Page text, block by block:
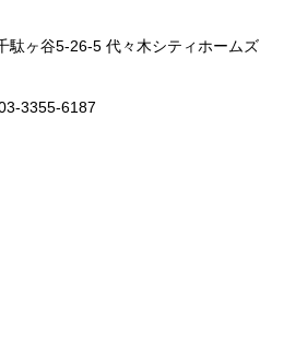
駄ヶ谷5-26-5 代々木シティホームズ
3355-6187